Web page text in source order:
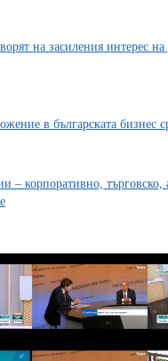
на засиления интерес на
в българската бизнес
– корпоративно,